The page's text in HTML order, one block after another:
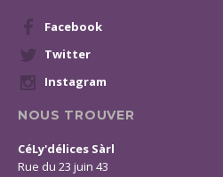
Facebook
Twitter
Instagram
NOUS TROUVER
CéLy'délices Sàrl
Rue du 23 juin 43